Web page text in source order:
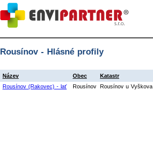
Rousínov - Hlásné profily
Název Obec Katastr
Rousínov (Rakovec) - lať
Rousínov Rousínov u Vyškova